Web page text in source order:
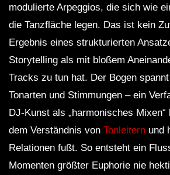
modulierte Arpeggios, die sich wie
die Tanzfläche legen. Das ist kein
Ergebnis eines strukturierten
Storytelling als mit bloßem
Tracks zu tun hat. Der Bogen
Tonarten und Stimmungen – ein
DJ-Kunst als „harmonisches
dem Verständnis von Tonleitern und
Relationen fußt. So entsteht ein
Momenten größter Euphorie nie